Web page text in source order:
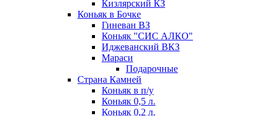
Кизлярский КЗ
Коньяк в Бочке
Гиневан ВЗ
Коньяк "СИС АЛКО"
Иджеванский ВКЗ
Мараси
Подарочные
Страна Камней
Коньяк в п/у
Коньяк 0,5 л.
Коньяк 0,2 л.